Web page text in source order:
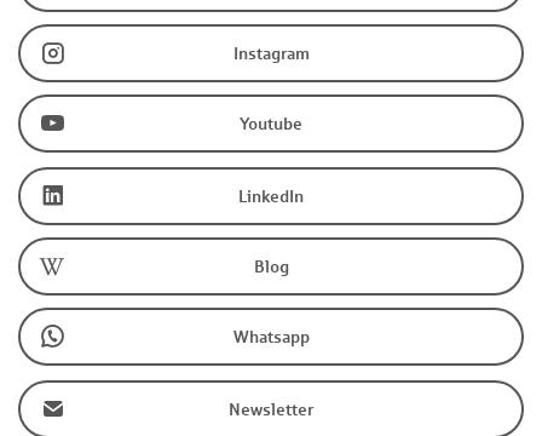
Instagram
Youtube
LinkedIn
Blog
Whatsapp
Newsletter